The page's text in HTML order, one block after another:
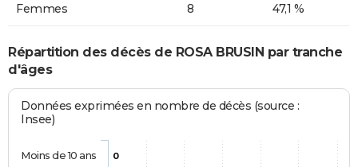
Femmes 8 47,1 %
Répartition des décès de ROSA BRUSIN par tranche
d'âges
Données exprimées en nombre de décès (source :
Insee)
0
Moins de 10 ans